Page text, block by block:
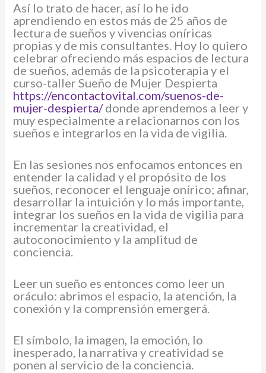
Así lo trato de hacer, así lo he ido
aprendiendo en estos más de 25 años de
lectura de sueños y vivencias oníricas
propias y de mis consultantes. Hoy lo quiero
celebrar ofreciendo más espacios de lectura
de sueños, además de la psicoterapia y el
curso-taller Sueño de Mujer Despierta
https://encontactovital.com/suenos-de-
mujer-despierta/donde aprendemos a leer y
muy especialmente a relacionarnos con los
sueños e integrarlos en la vida de vigilia.
En las sesiones nos enfocamos entonces en
entender la calidad y el propósito de los
sueños, reconocer el lenguaje onírico; afinar,
desarrollar la intuición y lo más importante,
integrar los sueños en la vida de vigilia para
incrementar la creatividad, el
autoconocimiento y la amplitud de
conciencia.
Leer un sueño es entonces como leer un
oráculo: abrimos el espacio, la atención, la
conexión y la comprensión emergerá.
El símbolo, la imagen, la emoción, lo
inesperado, la narrativa y creatividad se
ponen al servicio de la conciencia.